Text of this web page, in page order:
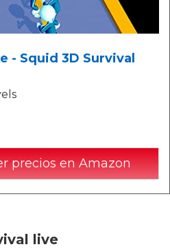
- Squid 3D Survival
precios en Amazon
live